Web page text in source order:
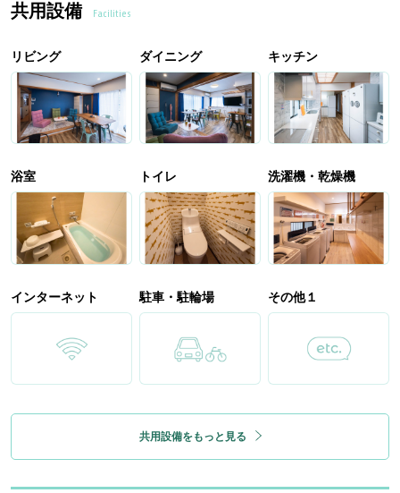
共用設備 Facilities
リビング ダイニング キッチン
浴室 トイレ 洗濯機・乾燥機
インターネット 駐車・駐輪場 その他１
共用設備をもっと見る